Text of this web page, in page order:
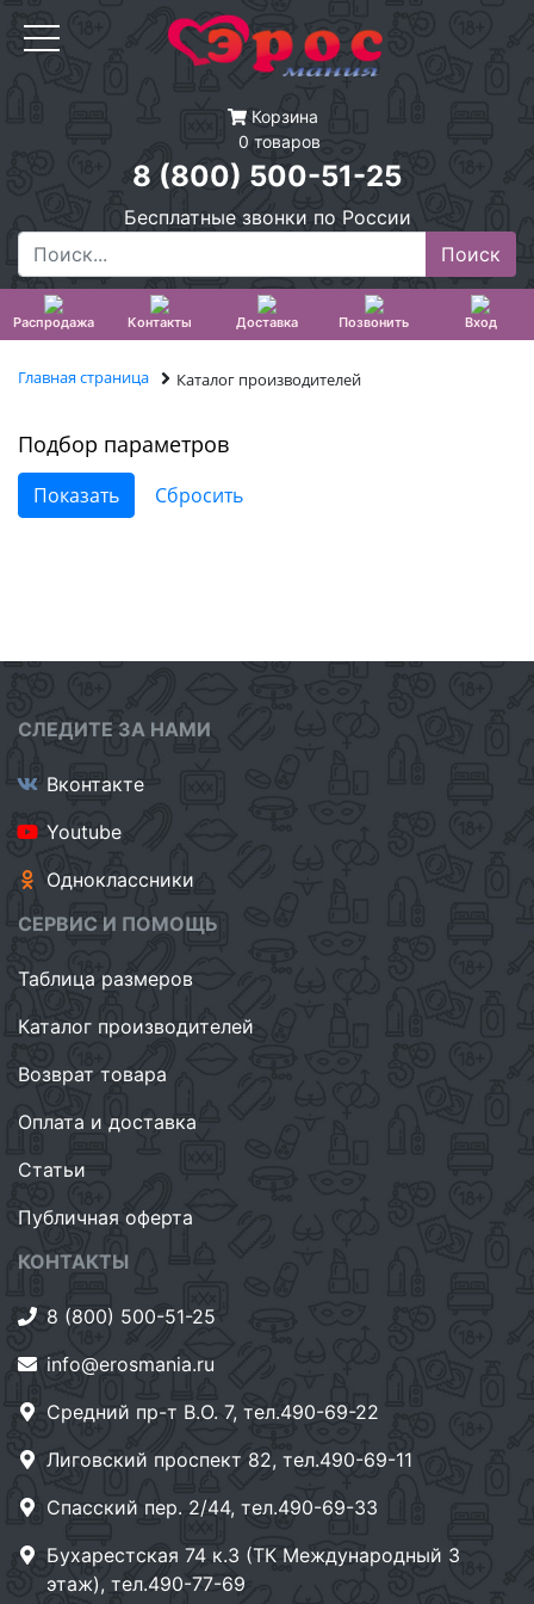
Корзина
0 товаров
8 (800) 500-51-25
Бесплатные звонки по России
Распродажа Контакты Доставка Позвонить Вход
Главная страница Каталог производителей
Подбор параметров
СЛЕДИТЕ ЗА НАМИ
Вконтакте
Youtube
Одноклассники
СЕРВИС И ПОМОЩЬ
Таблица размеров
Каталог производителей
Возврат товара
Оплата и доставка
Статьи
Публичная оферта
КОНТАКТЫ
8 (800) 500-51-25
info@erosmania.ru
Средний пр-т В.О. 7, тел.490-69-22
Лиговский проспект 82, тел.490-69-11
Спасский пер. 2/44, тел.490-69-33
Бухарестская 74 к.3 (ТК Международный 3
этаж), тел.490-77-69